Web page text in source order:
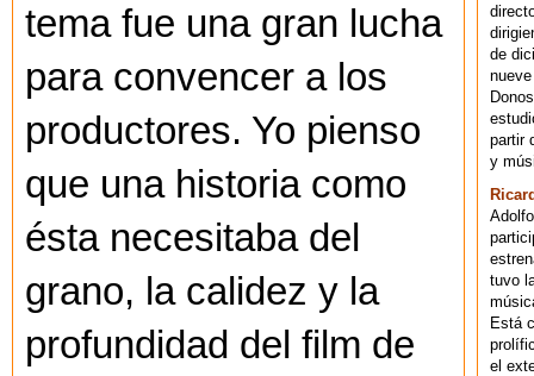
tema fue una gran lucha
para convencer a los
productores. Yo pienso
que una historia como
ésta necesitaba del
grano, la calidez y la
profundidad del film de
de
partir
y
tuvo
Está
el